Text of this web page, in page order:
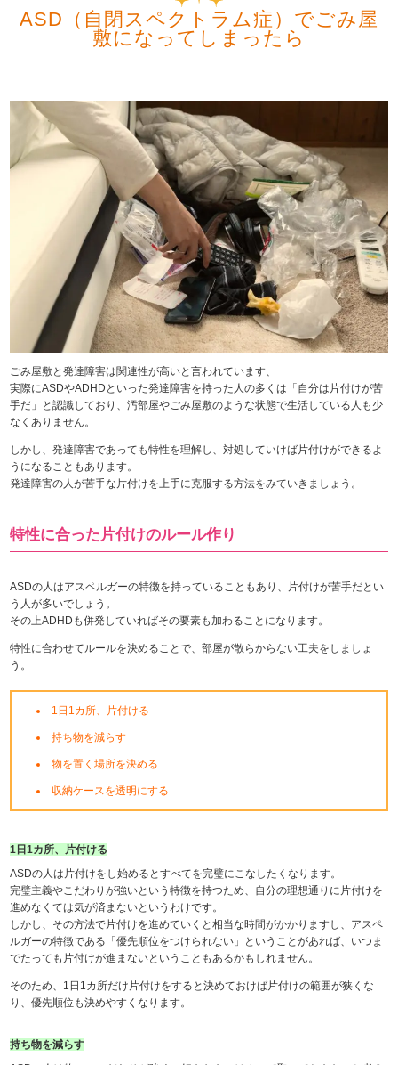
ASD（自閉スペクトラム症）でごみ屋
敷になってしまったら
ごみ屋敷と発達障害は関連性が高いと言われています、
実際にASDやADHDといった発達障害を持った人の多くは「自分は片付けが苦
手だ」と認識しており、汚部屋やごみ屋敷のような状態で生活している人も少
なくありません。
しかし、発達障害であっても特性を理解し、対処していけば片付けができるよ
うになることもあります。
発達障害の人が苦手な片付けを上手に克服する方法をみていきましょう。
特性に合った片付けのルール作り
ASDの人はアスペルガーの特徴を持っていることもあり、片付けが苦手だとい
う人が多いでしょう。
その上ADHDも併発していればその要素も加わることになります。
特性に合わせてルールを決めることで、部屋が散らからない工夫をしましょ
う。
1日1カ所、片付ける
持ち物を減らす
物を置く場所を決める
収納ケースを透明にする
1日1カ所、片付ける
ASDの人は片付けをし始めるとすべてを完璧にこなしたくなります。
完璧主義やこだわりが強いという特徴を持つため、自分の理想通りに片付けを
進めなくては気が済まないというわけです。
しかし、その方法で片付けを進めていくと相当な時間がかかりますし、アスペ
ルガーの特徴である「優先順位をつけられない」ということがあれば、いつま
でたっても片付けが進まないということもあるかもしれません。
そのため、1日1カ所だけ片付けをすると決めておけば片付けの範囲が狭くな
り、優先順位も決めやすくなります。
持ち物を減らす